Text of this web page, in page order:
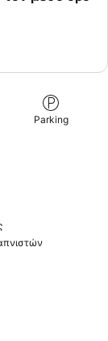
Parking